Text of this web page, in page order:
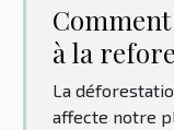
à la
La
affecte notre